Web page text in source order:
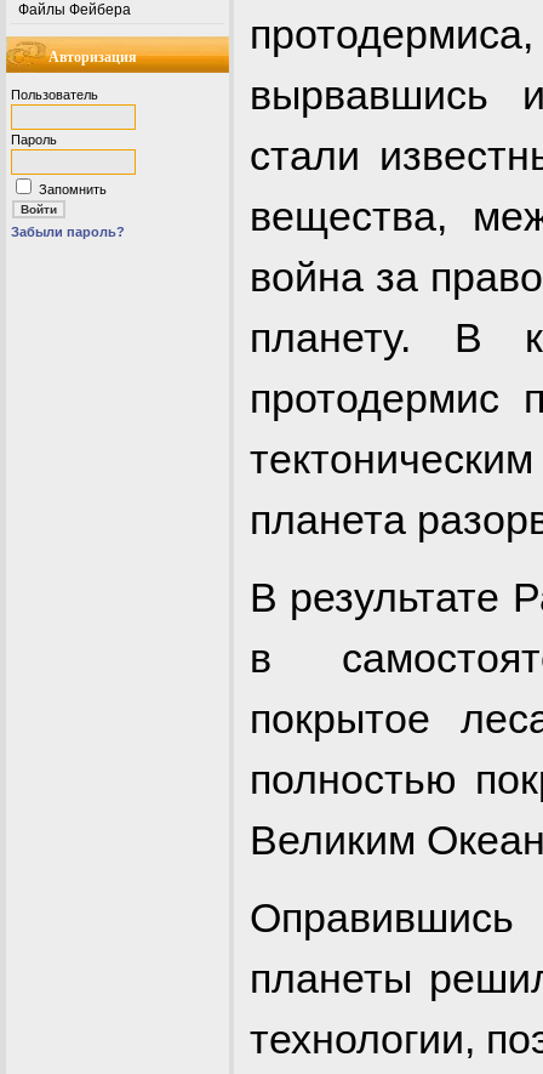
Файлы Фейбера
Авторизация
Пользователь
Пароль
Запомнить
Забыли пароль?
вырвавшись
стали
вещества,
война за
планету. В
протодермис
планета
В результате
в
покрытое
полностью
Великим
Оправившись
планеты
технологии,